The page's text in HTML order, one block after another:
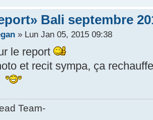
Bali septembre
» Lun Jan 05, 2015 09:38
le report
et recit sympa, ça
Team-